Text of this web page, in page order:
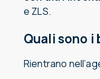
e ZLS.
Quali sono i
Rientrano